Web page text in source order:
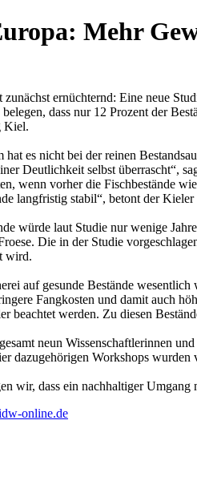
Mehr
ernüchternd: Eine neue
belegen, dass nur 12 Prozent der
Kiel.
es nicht bei der reinen
Deutlichkeit selbst überrascht“,
wenn vorher die Fischbestände
langfristig stabil“, betont der
würde laut Studie nur wenige
Die in der Studie
wird.
auf gesunde Bestände
Fangkosten und damit auch
beachtet werden. Zu diesen
neun Wissenschaftlerinnen
dazugehörigen Workshops
wir, dass ein nachhaltiger
online.de